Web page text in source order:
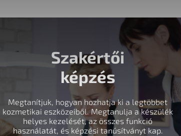
Szakértői
képzés
Megtanítjuk, hogyan hozhatja ki a legtöbbet
kozmetikai eszközeiből. Megtanulja a készülék
helyes kezelését, az összes funkció
használatát, és képzési tanúsítványt kap.